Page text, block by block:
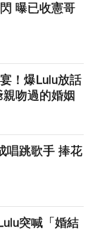
曝已收憲哥
！爆Lulu放話
親吻過的婚姻
唱跳歌手 捧花
突喊「婚結